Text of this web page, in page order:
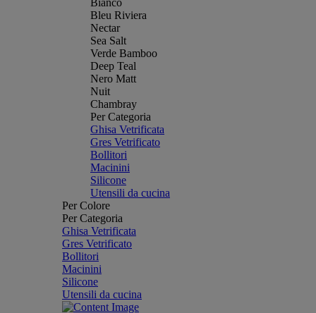
Bianco
Bleu Riviera
Nectar
Sea Salt
Verde Bamboo
Deep Teal
Nero Matt
Nuit
Chambray
Per Categoria
Ghisa Vetrificata
Gres Vetrificato
Bollitori
Macinini
Silicone
Utensili da cucina
Per Colore
Per Categoria
Ghisa Vetrificata
Gres Vetrificato
Bollitori
Macinini
Silicone
Utensili da cucina